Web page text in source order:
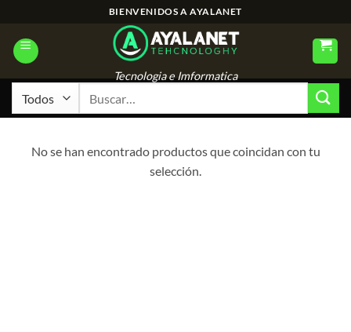
contenido
BIENVENIDOS A AYALANET
Tecnologia e Imformatica
No se han encontrado productos que coincidan con tu
selección.